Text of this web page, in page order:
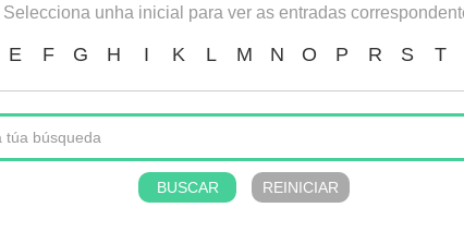
Selecciona unha inicial para ver as entradas
E F G H I K L M N O P R S T